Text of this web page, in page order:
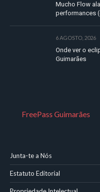
Mucho Flow
performances
6 AGOSTO, 2026
Onde ver o
Guimarães
FreePass Guimarães
Junta-te a Nós
Estatuto Editorial